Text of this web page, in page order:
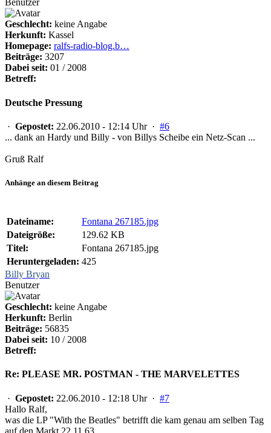
Benutzer
Geschlecht: keine Angabe
Herkunft: Kassel
Homepage: ralfs-radio-blog.b…
Beiträge: 3207
Dabei seit: 01 / 2008
Betreff:
Deutsche Pressung
· Gepostet: 22.06.2010 - 12:14 Uhr · #6
... dank an Hardy und Billy - von Billys Scheibe ein Netz-Scan ...
Gruß Ralf
Anhänge an diesem Beitrag
Dateiname:
Fontana 267185.jpg
Dateigröße:
129.62 KB
Titel:
Fontana 267185.jpg
Heruntergeladen: 425
Billy Bryan
Benutzer
Geschlecht: keine Angabe
Herkunft: Berlin
Beiträge: 56835
Dabei seit: 10 / 2008
Betreff:
Re: PLEASE MR. POSTMAN - THE MARVELETTES
· Gepostet: 22.06.2010 - 12:18 Uhr · #7
Hallo Ralf,
was die LP "With the Beatles" betrifft die kam genau am selben Tag
auf den Markt 22.11.63,